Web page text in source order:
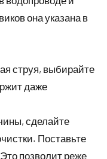
она указана в
струя, выбирайте
даже
сделайте
Поставьте
позволит реже